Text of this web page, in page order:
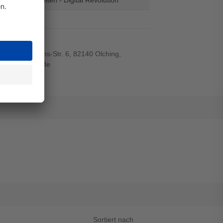
von-Siemens-Str. 6, 82140 Olching,
gmbh.de
Sortiert nach